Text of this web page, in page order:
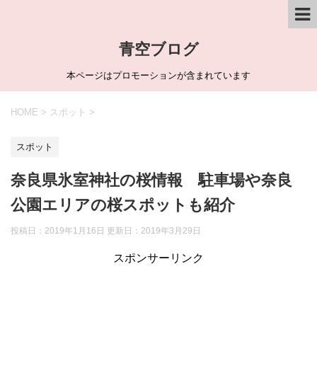
青空ブログ
本ページはプロモーションが含まれています
HOME > スポット >
スポット
奈良県氷室神社の桜情報 駐車場や奈良
公園エリアの桜スポットも紹介
投稿日：2019年1月16日 更新日： 2019年3月29日
スポンサーリンク